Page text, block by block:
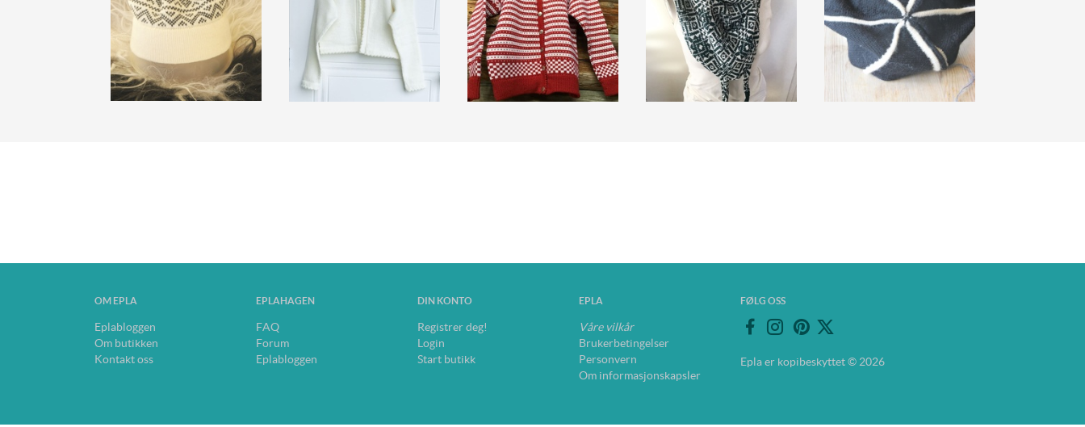
OM EPLA
Eplabloggen
Om butikken
Kontakt oss
EPLAHAGEN
FAQ
Forum
Eplabloggen
DIN KONTO
Registrer deg!
Login
Start butikk
EPLA
Våre vilkår
Brukerbetingelser
Personvern
Om informasjonskapsler
FØLG OSS
Epla er kopibeskyttet © 2026